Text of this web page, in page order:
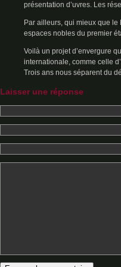
présentation d’uvres. Les
Par ailleurs, qui mieux que
espaces nobles du premier
Voilà un projet d’envergure
internationale, comme celle
Trois ans nous séparent du
Laisser une réponse